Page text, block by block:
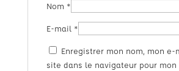
Nom *
E-mail *
Enregistrer mon nom, mon e-
site dans le navigateur pour mon